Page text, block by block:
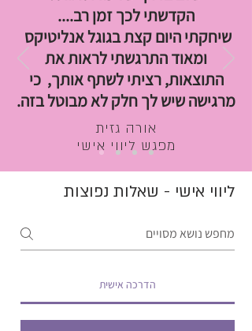
הקדשתי לכך זמן רב....
שיחקתי היום קצת בגוגל אנליטיקס
ומאוד התרגשתי לראות את
התוצאות, רציתי לשתף אותך, כי
מרגישה שיש לך חלק לא מבוטל בזה.
אורה גזית
מפגש ליווי אישי
ליווי אישי - שאלות נפוצות
הדרכה אישית